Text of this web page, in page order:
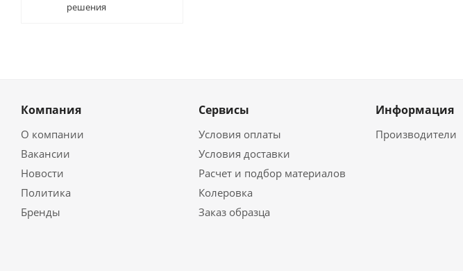
решения
Компания
О компании
Вакансии
Новости
Политика
Бренды
Сервисы
Условия оплаты
Условия доставки
Расчет и подбор материалов
Колеровка
Заказ образца
Информация
Производители